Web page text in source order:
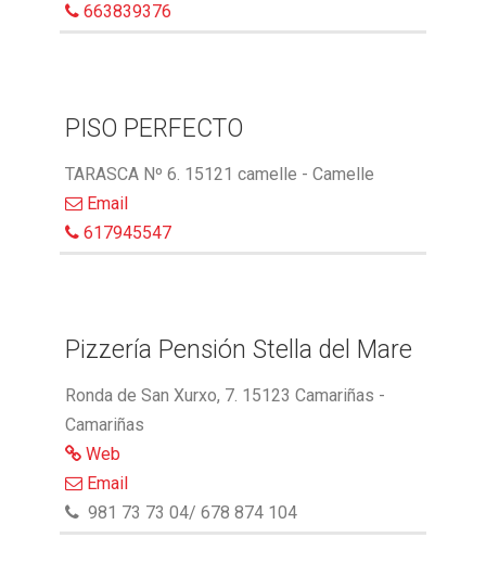
663839376
PISO PERFECTO
TARASCA Nº 6. 15121 camelle - Camelle
Email
617945547
Pizzería Pensión Stella del Mare
Ronda de San Xurxo, 7. 15123 Camariñas -
Camariñas
Web
Email
981 73 73 04/ 678 874 104